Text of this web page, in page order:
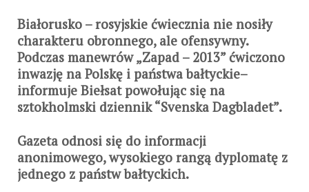
Białorusko – rosyjskie ćwiecznia nie nosiły
charakteru obronnego, ale ofensywny.
Podczas manewrów „Zapad – 2013” ćwiczono
inwazję na Polskę i państwa bałtyckie–
informuje Biełsat powołując się na
sztokholmski dziennik “Svenska Dagbladet”.
Gazeta odnosi się do informacji
anonimowego, wysokiego rangą dyplomatę z
jednego z państw bałtyckich.